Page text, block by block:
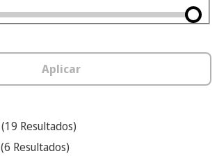
Aplicar
(19 Resultados)
(6 Resultados)